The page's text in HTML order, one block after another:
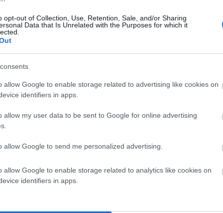
opt-out of Collection, Use, Retention, Sale, and/or Sharing
Data that Is Unrelated with the Purposes for which it
allow Google to enable storage related to advertising like cookies on
identifiers in apps.
allow my user data to be sent to Google for online advertising
allow Google to send me personalized advertising.
allow Google to enable storage related to analytics like cookies on
identifiers in apps.
προσφυγή του Δήμου Άνδρου εναντίον των
την απόφαση για τις ενδεικτικές τομές! Και
των διαμαρτυρομένων πολιτών που
αυτό η αντιπολίτευση ταυτίστηκε πλήρως με τον
ομόφωνη απόφαση για όλες τις προσφυγές!